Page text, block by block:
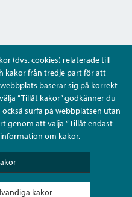
(dvs. cookies) relaterade till
kakor från tredje part för att
baserar sig på korrekt
”Tillåt kakor” godkänner du
surfa på webbplatsen utan
genom att välja ”Tillåt endast
om kakor.
kakor